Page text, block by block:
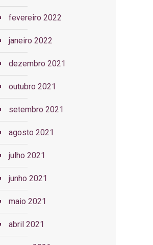
fevereiro 2022
janeiro 2022
dezembro 2021
outubro 2021
setembro 2021
agosto 2021
julho 2021
junho 2021
maio 2021
abril 2021